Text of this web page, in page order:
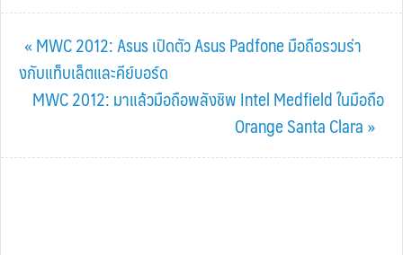
Previous
Post:
« MWC 2012: Asus เปิดตัว Asus Padfone มือถือรวมร่า
งกับแท็บเล็ตและคีย์บอร์ด
Next
MWC 2012: มาแล้วมือถือพลังชิพ Intel Medfield ในมือถือ
Orange Santa Clara »